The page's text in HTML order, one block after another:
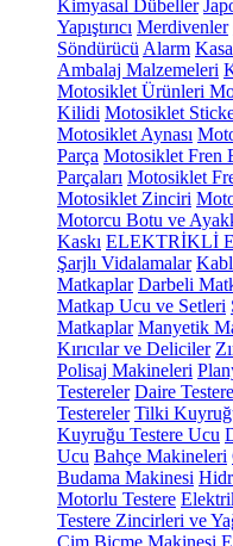
Kimyasal Dübeller
Yapıştırıcı Merdivenler
Söndürücü Alarm
Ambalaj Malzemeleri
Motosiklet Ürünleri
Kilidi Motosiklet
Motosiklet Aynası
Parça Motosiklet Fren
Parçaları Motosiklet
Motosiklet Zinciri
Motorcu Botu ve
Kaskı ELEKTRİKLİ
Şarjlı Vidalamalar
Matkaplar Darbeli
Matkap Ucu ve Setleri
Matkaplar Manyetik
Kırıcılar ve Deliciler
Polisaj Makineleri
Testereler Daire
Testereler Tilki
Kuyruğu Testere Ucu
Ucu Bahçe Makineleri
Budama Makinesi
Motorlu Testere
Testere Zincirleri ve
Çim Biçme Makinesi